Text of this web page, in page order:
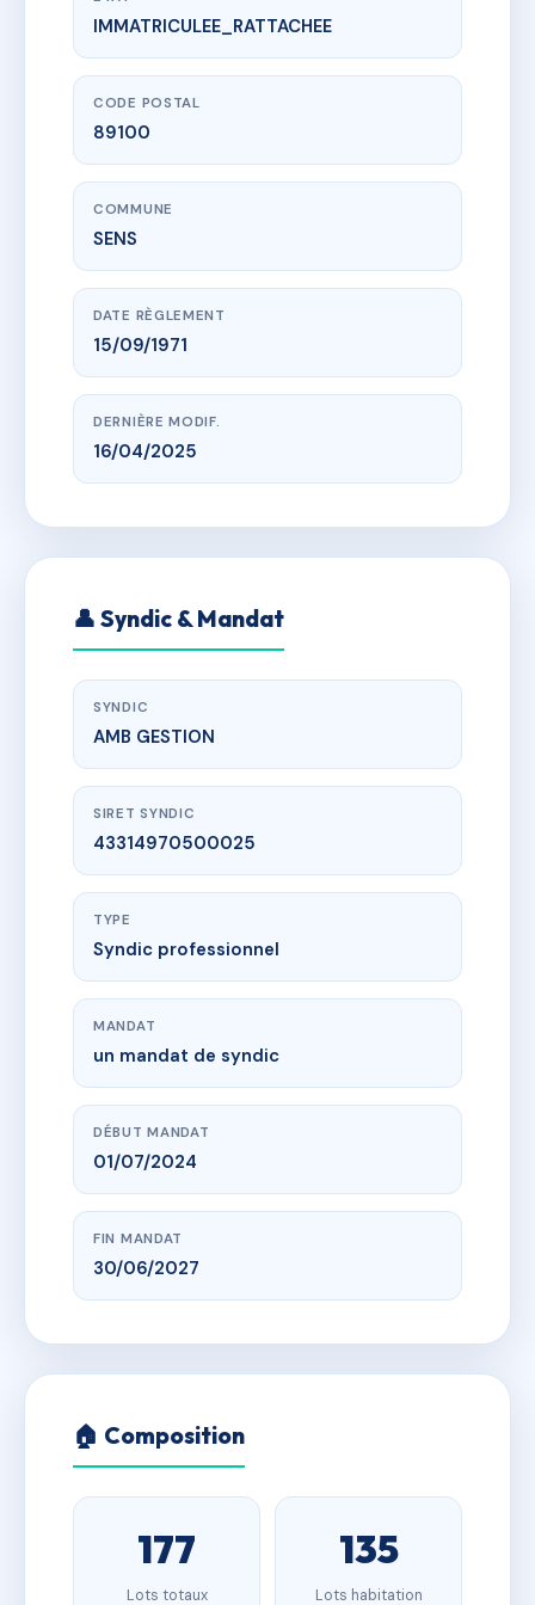
www.vme.plus/AC6765440
SDC LES HAUTS LIEUX
53 BD DE LA LIBERTE
IMMATRICULEE_RATTACHEE
CODE POSTAL
89100
COMMUNE
SENS
DATE RÈGLEMENT
15/09/1971
DERNIÈRE MODIF.
16/04/2025
👤 Syndic & Mandat
SYNDIC
AMB GESTION
SIRET SYNDIC
43314970500025
TYPE
Syndic professionnel
MANDAT
un mandat de syndic
DÉBUT MANDAT
01/07/2024
FIN MANDAT
30/06/2027
🏠 Composition
177
Lots totaux
135
Lots habitation